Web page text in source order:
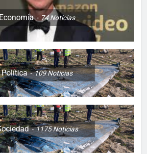
Economía 74Noticias
Política 109Noticias
1175Noticias